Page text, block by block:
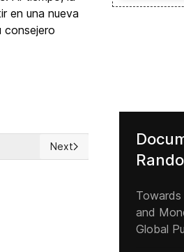
en una nueva
consejero
Next article: Catastrophic
Next
and
Global